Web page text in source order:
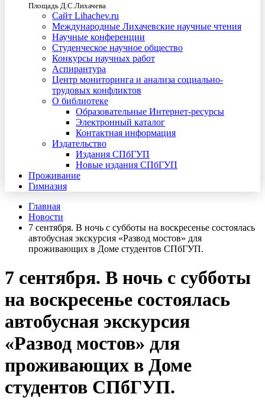
Площадь Д.С.Лихачева
Сайт Lihachev.ru
Международные Лихачевские научные чтения
Научные конференции
Студенческое научное общество
Конкурсы научных работ
Аспирантура
Центр мониторинга и анализа социально-
трудовых конфликтов
О библиотеке
Образовательные Интернет-ресурсы
Электронный каталог
Контактная информация
Издательство
Издания СПбГУП
Новые издания СПбГУП
Проживание
Гимназия
Главная
Новости
7 сентября. В ночь с субботы на воскресенье состоялась
автобусная экскурсия «Развод мостов» для
проживающих в Доме студентов СПбГУП.
7 сентября. В ночь с субботы
на воскресенье состоялась
автобусная экскурсия
«Развод мостов» для
проживающих в Доме
студентов СПбГУП.